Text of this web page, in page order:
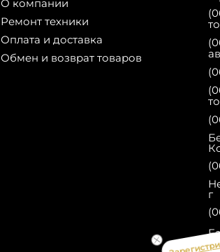
О компании
Ремонт техники
Оплата и доставка
Обмен и возврат товаров
г
скидку 10%
покупку!